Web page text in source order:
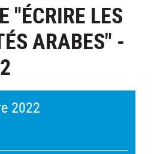
"ÉCRIRE LES
ARABES" -
2022